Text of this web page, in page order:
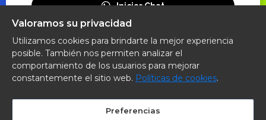
Iniciar Chat
Valoramos su privacidad
Utilizamos cookies para brindarte la mejor experiencia
posible. También nos permiten analizar el
comportamiento de los usuarios para mejorar
constantemente el sitio web. Políticas de cookies.
Preferencias